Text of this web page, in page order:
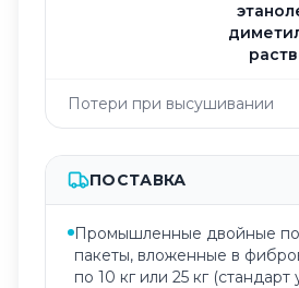
Потери при высушивании
ПОСТАВКА
Промышленные двойные
пакеты, вложенные в
по 10 кг или 25 кг (стандарт